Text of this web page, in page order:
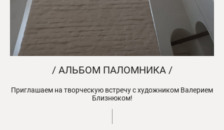
/ АЛЬБОМ ПАЛОМНИКА /
Приглашаем на творческую встречу с художником Валерием
Близнюком!